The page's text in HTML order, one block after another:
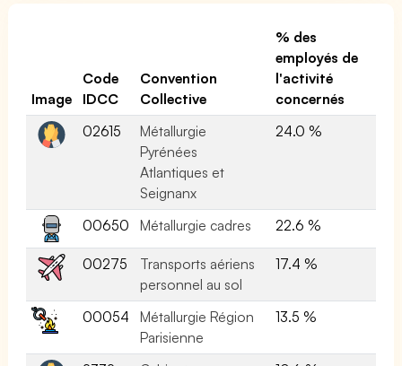
Image
Code
IDCC
Convention
Collective
% des
employés de
l'activité
concernés
02615
Métallurgie
Pyrénées
Atlantiques et
Seignanx
24.0 %
00650 Métallurgie cadres 22.6 %
00275
Transports aériens
personnel au sol
17.4 %
00054
Métallurgie Région
Parisienne
13.5 %